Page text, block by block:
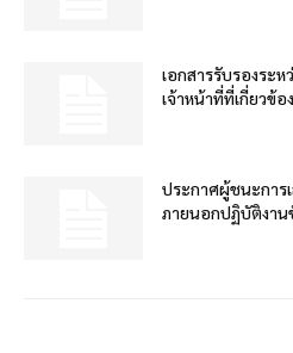
เอกสารรับรองระ
เจ้าหน้าที่ที่เกี่ยวข้
ประกาศผู้ชนะการ
ภายนอกปฏิบัติงาน